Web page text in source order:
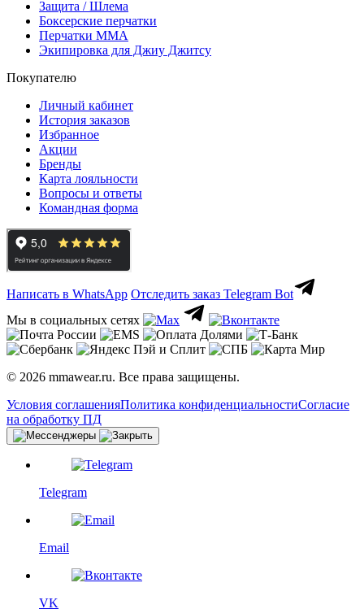
Защита / Шлема
Боксерские перчатки
Перчатки ММА
Экипировка для Джиу Джитсу
Покупателю
Личный кабинет
История заказов
Избранное
Акции
Бренды
Карта лояльности
Вопросы и ответы
Командная форма
Написать в WhatsApp Отследить заказ Telegram Bot
Мы в социальных сетях
© 2026 mmawear.ru. Все права защищены.
Условия соглашенияПолитика конфиденциальностиСогласие
на обработку ПД
Telegram
Email
VK